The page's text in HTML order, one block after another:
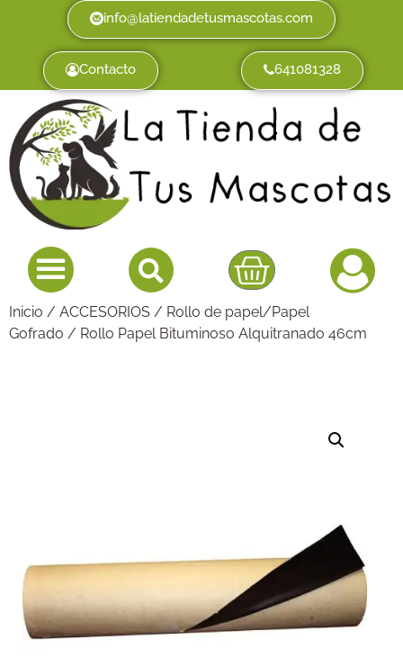
info@latiendadetusmascotas.com
Contacto 641081328
Inicio / ACCESORIOS / Rollo de papel/Papel
Gofrado / Rollo Papel Bituminoso Alquitranado 46cm